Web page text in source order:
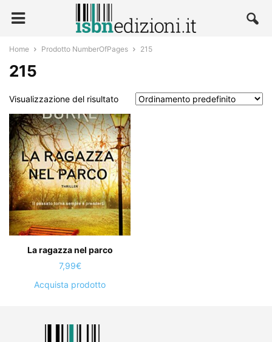
Home Prodotto NumberOfPages 215
215
Visualizzazione del risultato
La ragazza nel parco
7,99€
Acquista prodotto